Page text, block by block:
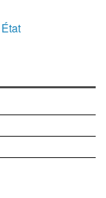
État